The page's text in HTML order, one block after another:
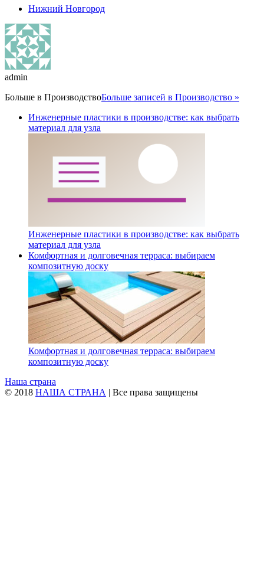
Нижний Новгород
admin
Больше в ПроизводствоБольше записей в Производство »
Инженерные пластики в производстве: как выбрать
материал для узла
Инженерные пластики в производстве: как выбрать
материал для узла
Комфортная и долговечная терраса: выбираем
композитную доску
Комфортная и долговечная терраса: выбираем
композитную доску
Наша страна
© 2018 НАША СТРАНА | Все права защищены